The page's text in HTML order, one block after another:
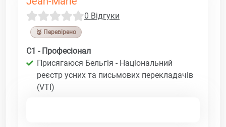
0 Відгуки
🥉 Перевірено
C1 - Професіонал
Присягаюся Бельгія - Національний
реєстр усних та письмових перекладачів
(VTI)